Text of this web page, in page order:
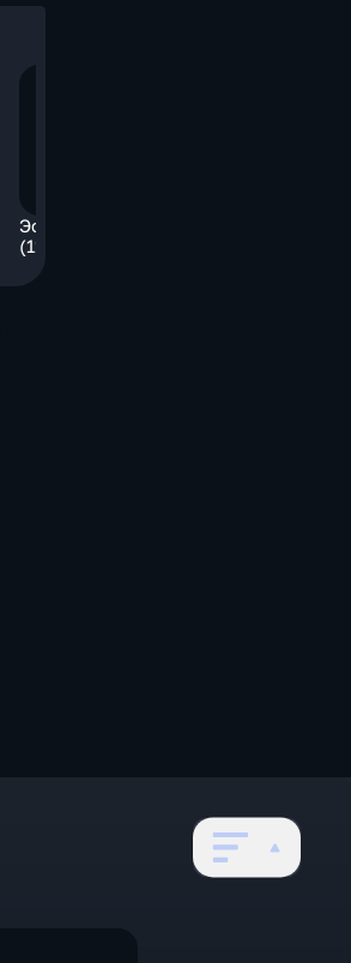
Эфир от 12.10.2015
(11:40)